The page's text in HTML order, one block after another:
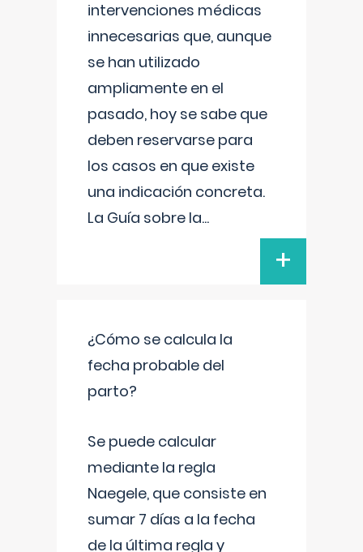
intervenciones médicas
innecesarias que, aunque
se han utilizado
ampliamente en el
pasado, hoy se sabe que
deben reservarse para
los casos en que existe
una indicación concreta.
La Guía sobre la...
+
¿Cómo se calcula la
fecha probable del
parto?
Se puede calcular
mediante la regla
Naegele, que consiste en
sumar 7 días a la fecha
de la última regla y